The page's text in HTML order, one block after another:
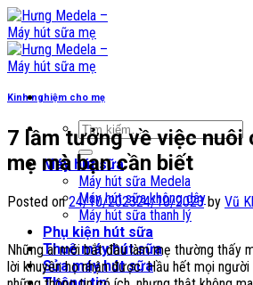
Skip
to
content
Tìm
kiếm:
Máy hút sữa
Máy hút sữa Medela
Máy hút sữa không dây
Máy hút sữa thanh lý
Phụ kiện hút sữa
Thuê máy hút sữa
Sửa máy hút sữa
Kinh nghiệm cho mẹ
7 lầm tưởng về việc nuôi
mẹ mà bạn cần biết
Posted on24/10/202324/10/2023by Vũ
Những ai mới bắt đầu làm mẹ thường thấy
lời khuyên họ nhận được. Hầu hết mọi